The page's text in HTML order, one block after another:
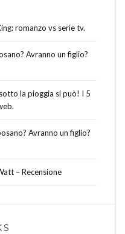
romanzo vs serie tv.
Avranno un figlio?
la pioggia si può! I 5
Avranno un figlio?
– Recensione